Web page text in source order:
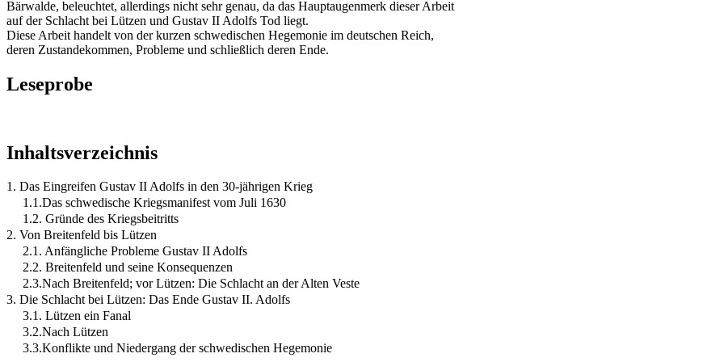
Bärwalde, beleuchtet, allerdings nicht sehr genau, da das Hauptaugenmerk dieser Arbeit
auf der Schlacht bei Lützen und Gustav II Adolfs Tod liegt.
Diese Arbeit handelt von der kurzen schwedischen Hegemonie im deutschen Reich,
deren Zustandekommen, Probleme und schließlich deren Ende.
Leseprobe
Inhaltsverzeichnis
1. Das Eingreifen Gustav II Adolfs in den 30-jährigen Krieg
1.1.Das schwedische Kriegsmanifest vom Juli 1630
1.2. Gründe des Kriegsbeitritts
2. Von Breitenfeld bis Lützen
2.1. Anfängliche Probleme Gustav II Adolfs
2.2. Breitenfeld und seine Konsequenzen
2.3.Nach Breitenfeld; vor Lützen: Die Schlacht an der Alten Veste
3. Die Schlacht bei Lützen: Das Ende Gustav II. Adolfs
3.1. Lützen ein Fanal
3.2.Nach Lützen
3.3.Konflikte und Niedergang der schwedischen Hegemonie